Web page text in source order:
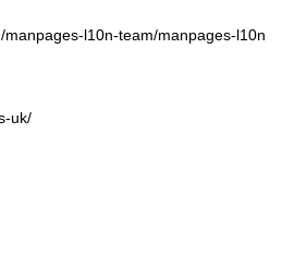
l10n-team/manpages-l10n
uk/